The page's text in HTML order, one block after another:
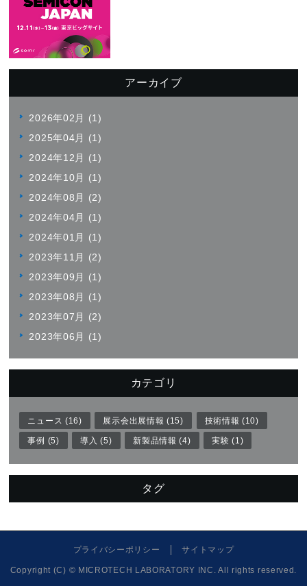
アーカイブ
2026年02月 (1)
2025年04月 (1)
2024年12月 (1)
2024年10月 (1)
2024年08月 (2)
2024年04月 (1)
2024年01月 (1)
2023年11月 (2)
2023年09月 (1)
2023年08月 (1)
2023年07月 (2)
2023年06月 (1)
カテゴリ
ニュース (16) 展示会出展情報 (15) 技術情報 (10)
事例 (5) 導入 (5) 新製品情報 (4) 実験 (1)
タグ
プライバシーポリシー サイトマップ
Copyright (C) © MICROTECH LABORATORY INC. All rights reserved.